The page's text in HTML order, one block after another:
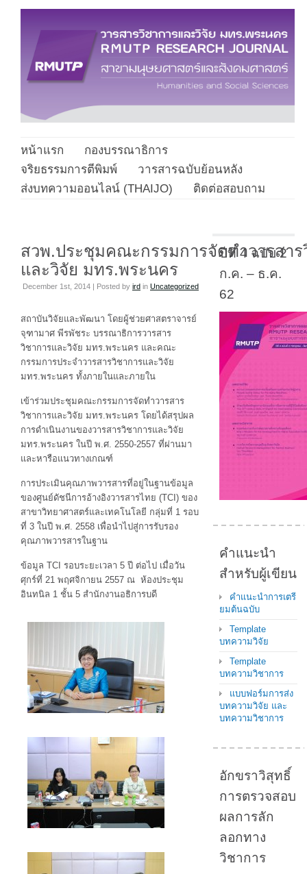
หน้าแรก
กองบรรณาธิการ
จริยธรรมการตีพิมพ์
วารสารฉบับย้อนหลัง
ส่งบทความออนไลน์ (THAIJO)
ติดต่อสอบถาม
สวพ.ประชุมคณะกรรมการจัดทำวารสาร
และวิจัย มทร.พระนคร
December 1st, 2014 | Posted by ird in Uncategorized
สถาบันวิจัยและพัฒนา โดยผู้ช่วยศาสตราจารย์
จุฑามาศ พีรพัชระ บรรณาธิการวารสาร
วิชาการและวิจัย มทร.พระนคร และคณะ
กรรมการประจำวารสารวิชาการและวิจัย
มทร.พระนคร ทั้งภายในและภายใน
เข้าร่วมประชุมคณะกรรมการจัดทำวารสาร
วิชาการและวิจัย มทร.พระนคร โดยได้สรุปผล
การดำเนินงานของวารสารวิชาการและวิจัย
มทร.พระนคร ในปี พ.ศ. 2550-2557 ที่ผ่านมา
และหารือแนวทางเกณฑ์
การประเมินคุณภาพวารสารที่อยู่ในฐานข้อมูล
ของศูนย์ดัชนีการอ้างอิงวารสารไทย (TCI) ของ
สาขาวิทยาศาสตร์และเทคโนโลยี กลุ่มที่ 1 รอบ
ที่ 3 ในปี พ.ศ. 2558 เพื่อนำไปสู่การรับรอง
คุณภาพวารสารในฐาน
ข้อมูล TCI รอบระยะเวลา 5 ปี ต่อไป เมื่อวัน
ศุกร์ที่ 21 พฤศจิกายน 2557 ณ ห้องประชุม
อินทนิล 1 ชั้น 5 สำนักงานอธิการบดี
ปีที่ 4 ฉบับ 2
ก.ค. – ธ.ค.
62
คำแนะนำ
สำหรับผู้เขียน
คำแนะนำการเตรี
ยมต้นฉบับ
Template
บทความวิจัย
Template
บทความวิชาการ
แบบฟอร์มการส่ง
บทความวิจัย และ
บทความวิชาการ
อักขราวิสุทธิ์
การตรวจสอบ
ผลการลัก
ลอกทาง
วิชาการ